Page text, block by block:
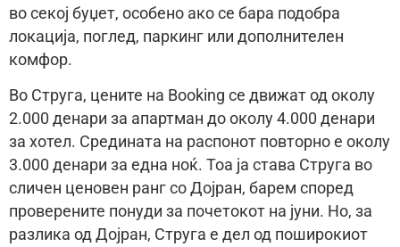
во секој буџет, особено ако се бара подобра
локација, поглед, паркинг или дополнителен
комфор.
Во Струга, цените на Booking се движат од околу
2.000 денари за апартман до околу 4.000 денари
за хотел. Средината на распонот повторно е околу
3.000 денари за една ноќ. Тоа ја става Струга во
сличен ценовен ранг со Дојран, барем според
проверените понуди за почетокот на јуни. Но, за
разлика од Дојран, Струга е дел од поширокиот